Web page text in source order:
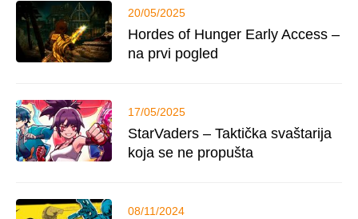
20/05/2025
Hordes of Hunger Early Access –
na prvi pogled
17/05/2025
StarVaders – Taktička svaštarija
koja se ne propušta
08/11/2024